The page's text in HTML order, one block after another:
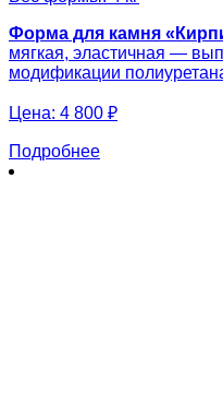
Форма для камня «
мягкая, эластичная —
модификации
Цена: 4 800 ₽
Подробнее